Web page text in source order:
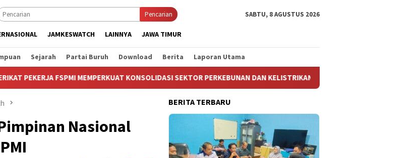
Pencarian SABTU, 8 AGUSTUS 2026
JAMKESWATCH LAINNYA JAWA TIMUR
Sejarah Partai Buruh Download Berita Laporan Utama
FSPMI MEMPERKUAT KONSOLIDASI SEKTOR PERKEBUNAN DAN KELISTRIKAN DI ACEH TIMUR
Nasional
BERITA TERBARU